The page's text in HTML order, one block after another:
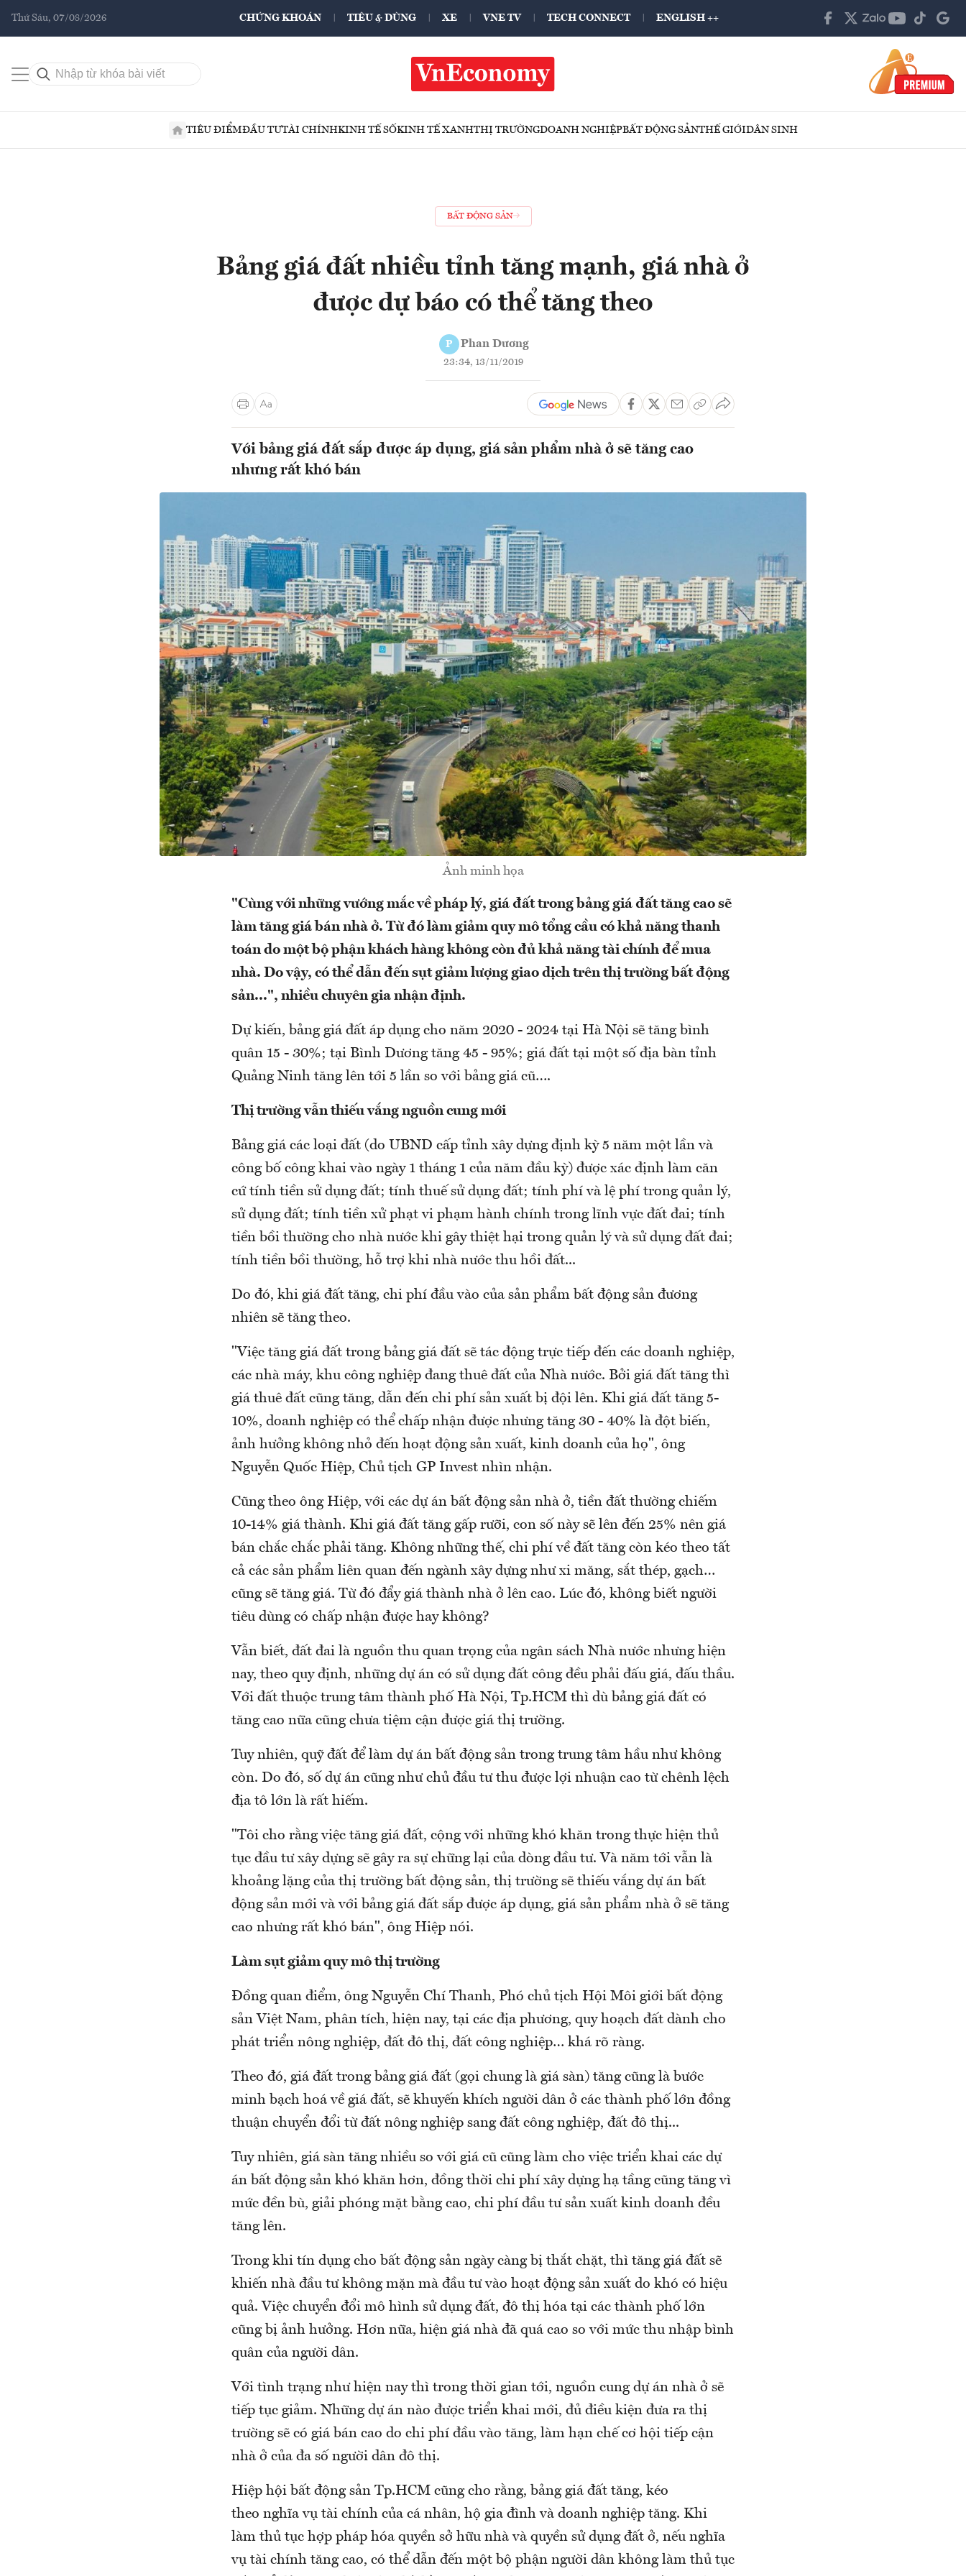
Thứ Sáu, 07/08/2026 CHỨNG KHOÁN TIÊU & DÙNG XE VNE TV TECH CONNECT ENGLISH ++
TIÊU ĐIỂMĐẦU TƯTÀI CHÍNHKINH TẾ SỐKINH TẾ XANHTHỊ TRƯỜNGDOANH NGHIỆPBẤT ĐỘNG SẢNTHẾ GIỚIDÂN SINH
BẤT ĐỘNG SẢN
Bảng giá đất nhiều tỉnh tăng mạnh, giá nhà ở
được dự báo có thể tăng theo
P Phan Dương
23:34, 13/11/2019
Với bảng giá đất sắp được áp dụng, giá sản phẩm nhà ở sẽ tăng cao
nhưng rất khó bán
Ảnh minh họa
"Cùng với những vướng mắc về pháp lý, giá đất trong bảng giá đất tăng cao sẽ
làm tăng giá bán nhà ở. Từ đó làm giảm quy mô tổng cầu có khả năng thanh
toán do một bộ phận khách hàng không còn đủ khả năng tài chính để mua
nhà. Do vậy, có thể dẫn đến sụt giảm lượng giao dịch trên thị trường bất động
sản...", nhiều chuyên gia nhận định.
Dự kiến, bảng giá đất áp dụng cho năm 2020 - 2024 tại Hà Nội sẽ tăng bình
quân 15 - 30%; tại Bình Dương tăng 45 - 95%; giá đất tại một số địa bàn tỉnh
Quảng Ninh tăng lên tới 5 lần so với bảng giá cũ….
Thị trường vẫn thiếu vắng nguồn cung mới
Bảng giá các loại đất (do UBND cấp tỉnh xây dựng định kỳ 5 năm một lần và
công bố công khai vào ngày 1 tháng 1 của năm đầu kỳ) được xác định làm căn
cứ tính tiền sử dụng đất; tính thuế sử dụng đất; tính phí và lệ phí trong quản lý,
sử dụng đất; tính tiền xử phạt vi phạm hành chính trong lĩnh vực đất đai; tính
tiền bồi thường cho nhà nước khi gây thiệt hại trong quản lý và sử dụng đất đai;
tính tiền bồi thường, hỗ trợ khi nhà nước thu hồi đất...
Do đó, khi giá đất tăng, chi phí đầu vào của sản phẩm bất động sản đương
nhiên sẽ tăng theo.
"Việc tăng giá đất trong bảng giá đất sẽ tác động trực tiếp đến các doanh nghiệp,
các nhà máy, khu công nghiệp đang thuê đất của Nhà nước. Bởi giá đất tăng thì
giá thuê đất cũng tăng, dẫn đến chi phí sản xuất bị đội lên. Khi giá đất tăng 5-
10%, doanh nghiệp có thể chấp nhận được nhưng tăng 30 - 40% là đột biến,
ảnh hưởng không nhỏ đến hoạt động sản xuất, kinh doanh của họ", ông
Nguyễn Quốc Hiệp, Chủ tịch GP Invest nhìn nhận.
Cũng theo ông Hiệp, với các dự án bất động sản nhà ở, tiền đất thường chiếm
10-14% giá thành. Khi giá đất tăng gấp rưỡi, con số này sẽ lên đến 25% nên giá
bán chắc chắc phải tăng. Không những thế, chi phí về đất tăng còn kéo theo tất
cả các sản phẩm liên quan đến ngành xây dựng như xi măng, sắt thép, gạch…
cũng sẽ tăng giá. Từ đó đẩy giá thành nhà ở lên cao. Lúc đó, không biết người
tiêu dùng có chấp nhận được hay không?
Vẫn biết, đất đai là nguồn thu quan trọng của ngân sách Nhà nước nhưng hiện
nay, theo quy định, những dự án có sử dụng đất công đều phải đấu giá, đấu thầu.
Với đất thuộc trung tâm thành phố Hà Nội, Tp.HCM thì dù bảng giá đất có
tăng cao nữa cũng chưa tiệm cận được giá thị trường.
Tuy nhiên, quỹ đất để làm dự án bất động sản trong trung tâm hầu như không
còn. Do đó, số dự án cũng như chủ đầu tư thu được lợi nhuận cao từ chênh lệch
địa tô lớn là rất hiếm.
"Tôi cho rằng việc tăng giá đất, cộng với những khó khăn trong thực hiện thủ
tục đầu tư xây dựng sẽ gây ra sự chững lại của dòng đầu tư. Và năm tới vẫn là
khoảng lặng của thị trường bất động sản, thị trường sẽ thiếu vắng dự án bất
động sản mới và với bảng giá đất sắp được áp dụng, giá sản phẩm nhà ở sẽ tăng
cao nhưng rất khó bán", ông Hiệp nói.
Làm sụt giảm quy mô thị trường
Đồng quan điểm, ông Nguyễn Chí Thanh, Phó chủ tịch Hội Môi giới bất động
sản Việt Nam, phân tích, hiện nay, tại các địa phương, quy hoạch đất dành cho
phát triển nông nghiệp, đất đô thị, đất công nghiệp… khá rõ ràng.
Theo đó, giá đất trong bảng giá đất (gọi chung là giá sàn) tăng cũng là bước
minh bạch hoá về giá đất, sẽ khuyến khích người dân ở các thành phố lớn đồng
thuận chuyển đổi từ đất nông nghiệp sang đất công nghiệp, đất đô thị...
Tuy nhiên, giá sàn tăng nhiều so với giá cũ cũng làm cho việc triển khai các dự
án bất động sản khó khăn hơn, đồng thời chi phí xây dựng hạ tầng cũng tăng vì
mức đền bù, giải phóng mặt bằng cao, chi phí đầu tư sản xuất kinh doanh đều
tăng lên.
Trong khi tín dụng cho bất động sản ngày càng bị thắt chặt, thì tăng giá đất sẽ
khiến nhà đầu tư không mặn mà đầu tư vào hoạt động sản xuất do khó có hiệu
quả. Việc chuyển đổi mô hình sử dụng đất, đô thị hóa tại các thành phố lớn
cũng bị ảnh hưởng. Hơn nữa, hiện giá nhà đã quá cao so với mức thu nhập bình
quân của người dân.
Với tình trạng như hiện nay thì trong thời gian tới, nguồn cung dự án nhà ở sẽ
tiếp tục giảm. Những dự án nào được triển khai mới, đủ điều kiện đưa ra thị
trường sẽ có giá bán cao do chi phí đầu vào tăng, làm hạn chế cơ hội tiếp cận
nhà ở của đa số người dân đô thị.
Hiệp hội bất động sản Tp.HCM cũng cho rằng, bảng giá đất tăng, kéo
theo nghĩa vụ tài chính của cá nhân, hộ gia đình và doanh nghiệp tăng. Khi
làm thủ tục hợp pháp hóa quyền sở hữu nhà và quyền sử dụng đất ở, nếu nghĩa
vụ tài chính tăng cao, có thể dẫn đến một bộ phận người dân không làm thủ tục